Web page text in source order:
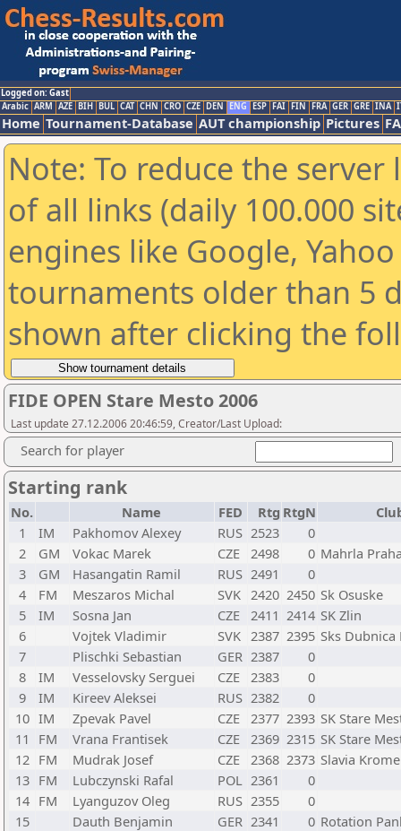
Logged on: Gast
Arabic ARM AZE BIH BUL CAT CHN CRO CZE DEN ENG ESP FAI FIN FRA GER GRE INA
Home Tournament-Database AUT championship Pictures
Note: To reduce the
of all links (daily 100.000
engines like Google,
tournaments older than 5
shown after clicking the
FIDE OPEN Stare Mesto 2006
Last update 27.12.2006 20:46:59, Creator/Last Upload:
Search for player
Starting rank
No. Name FED Rtg RtgN
1
IM Pakhomov Alexey RUS 2523
0
2
GM Vokac Marek CZE 2498 0 Mahrla
3
GM Hasangatin Ramil RUS 2491
0
4
FM Meszaros Michal SVK 2420 2450 Sk Osuske
5
IM Sosna Jan CZE 2411 2414 SK Zlin
6
Vojtek Vladimir SVK 2387 2395 Sks Dubnica
7
Plischki Sebastian GER 2387
0
8
IM Vesselovsky Serguei CZE 2383
0
9
IM Kireev Aleksei RUS 2382
0
10 IM Zpevak Pavel CZE 2377 2393 SK Stare
11
FM Vrana Frantisek CZE 2369 2315 SK Stare
12 FM Mudrak Josef CZE 2368 2373 Slavia
13 FM Lubczynski Rafal POL 2361
0
14 FM Lyanguzov Oleg RUS 2355
0
15
Dauth Benjamin GER 2341 0 Rotation